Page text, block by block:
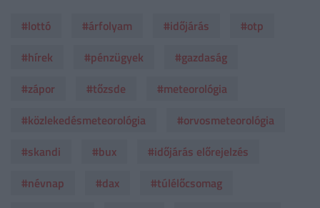
#lottó #árfolyam #időjárás
#otp
#hírek
#pénzügyek
#gazdaság
#zápor
#tőzsde
#meteorológia
#közlekedésmeteorológia
#orvosmeteorológia
#skandi
#bux
#időjárás előrejelzés
#névnap
#dax
#túlélőcsomag